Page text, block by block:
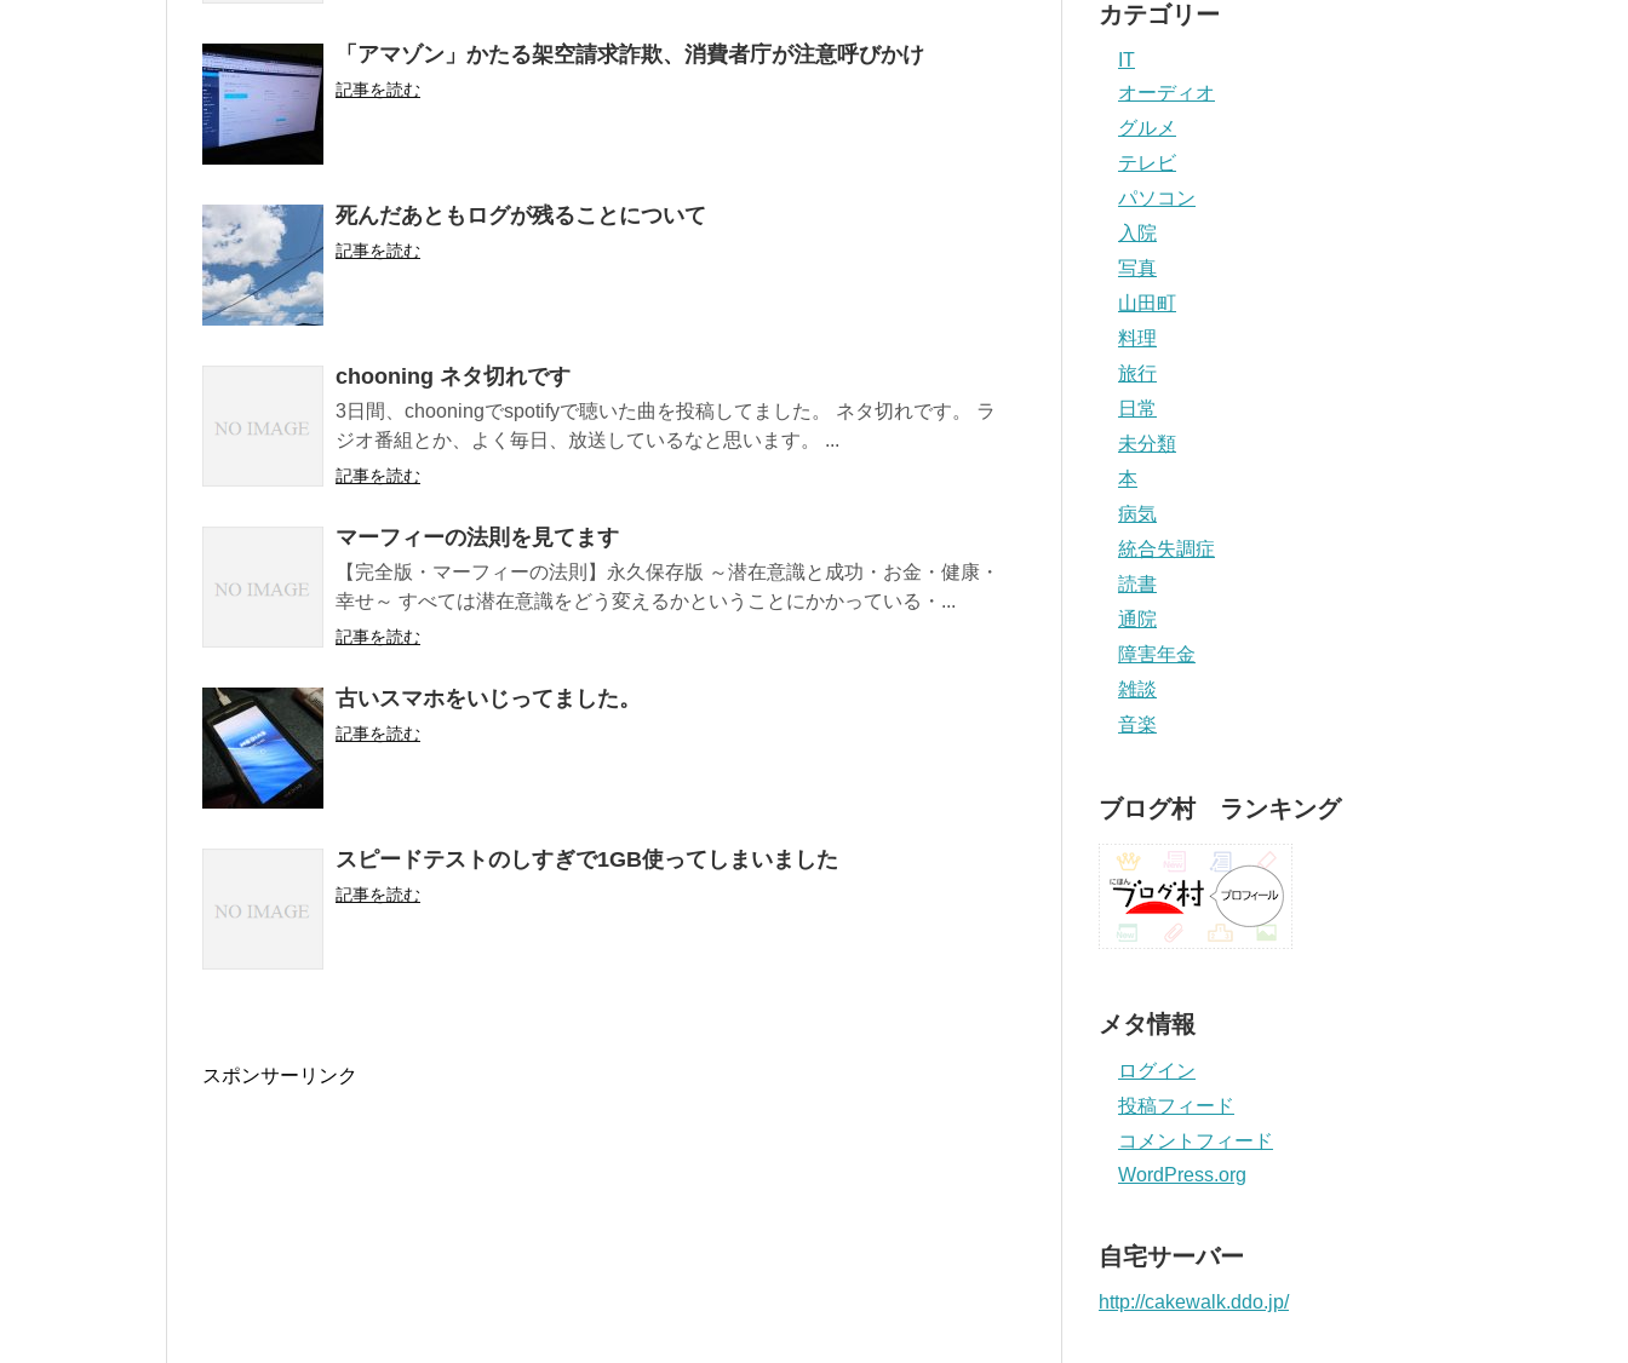
「アマゾン」かたる架空請求詐欺、消費者庁が注意呼びかけ
記事を読む
死んだあともログが残ることについて
記事を読む
chooning ネタ切れです
3日間、chooningでspotifyで聴いた曲を投稿してました。 ネタ切れです。 ラ
ジオ番組とか、よく毎日、放送しているなと思います。 ...
記事を読む
マーフィーの法則を見てます
【完全版・マーフィーの法則】永久保存版 ～潜在意識と成功・お金・健康・
幸せ～ すべては潜在意識をどう変えるかということにかかっている・...
記事を読む
古いスマホをいじってました。
記事を読む
スピードテストのしすぎで1GB使ってしまいました
記事を読む
スポンサーリンク
カテゴリー
IT
オーディオ
グルメ
テレビ
パソコン
入院
写真
山田町
料理
旅行
日常
未分類
本
病気
統合失調症
読書
通院
障害年金
雑談
音楽
ブログ村 ランキング
メタ情報
ログイン
投稿フィード
コメントフィード
WordPress.org
自宅サーバー
http://cakewalk.ddo.jp/